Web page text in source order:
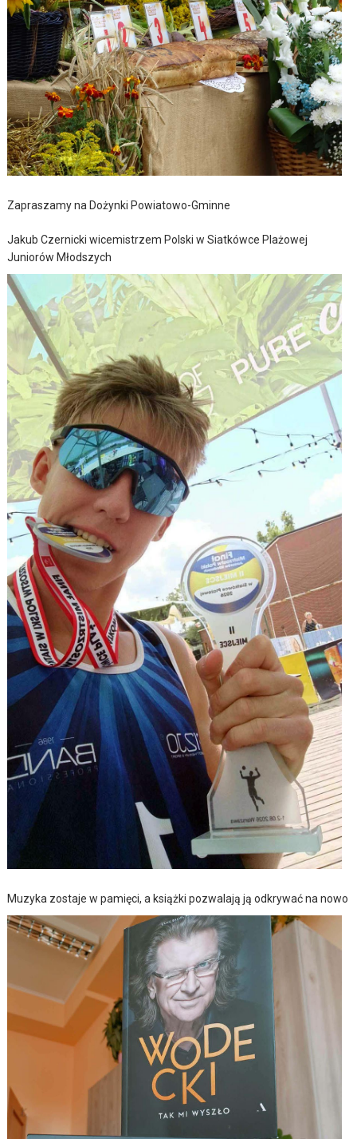
Zapraszamy na Dożynki Powiatowo-Gminne
Jakub Czernicki wicemistrzem Polski w Siatkówce Plażowej
Juniorów Młodszych
Muzyka zostaje w pamięci, a książki pozwalają ją odkrywać na nowo